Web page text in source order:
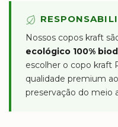
Nossos copos kraft
ecológico 100%
escolher o copo kraft
qualidade premium
preservação do meio